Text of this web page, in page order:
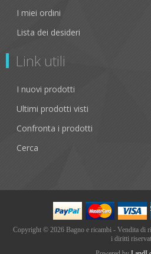
I miei ordini
Lista dei desideri
Link utili
I nuovi prodotti
Ultimi prodotti visti
Confronta i prodotti
Cerca
Copyright © 2026 Bagno e ricambi - Vendita di
i diritti